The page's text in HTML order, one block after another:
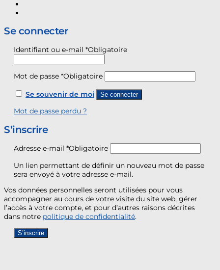
Se connecter
Identifiant ou e-mail *Obligatoire
Mot de passe *Obligatoire
Se souvenir de moi Se connecter
Mot de passe perdu ?
S’inscrire
Adresse e-mail *Obligatoire
Un lien permettant de définir un nouveau mot de passe
sera envoyé à votre adresse e-mail.
Vos données personnelles seront utilisées pour vous
accompagner au cours de votre visite du site web, gérer
l’accès à votre compte, et pour d’autres raisons décrites
dans notre politique de confidentialité.
S’inscrire